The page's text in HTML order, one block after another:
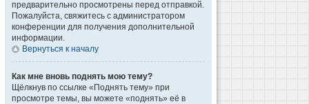
предварительно просмотрены перед отправкой.
Пожалуйста, свяжитесь с администратором
конференции для получения дополнительной
информации.
Вернуться к началу
Как мне вновь поднять мою тему?
Щёлкнув по ссылке «Поднять тему» при
просмотре темы, вы можете «поднять» её в